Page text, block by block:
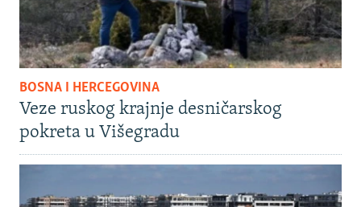
BOSNA I HERCEGOVINA
Veze ruskog krajnje desničarskog
pokreta u Višegradu